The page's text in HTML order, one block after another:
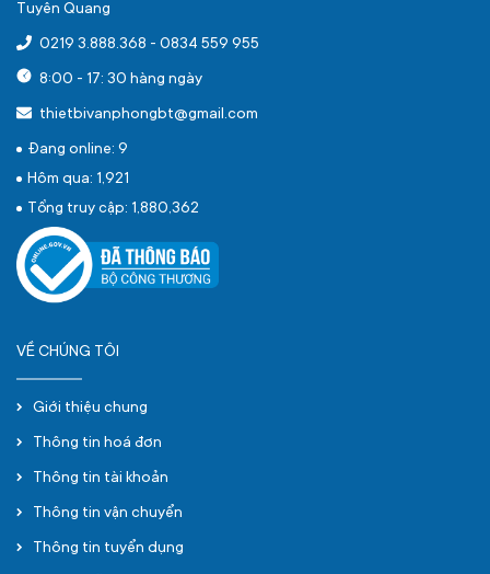
Tuyên Quang
0219 3.888.368 - 0834 559 955
8:00 - 17: 30 hàng ngày
thietbivanphongbt@gmail.com
Đang online: 9
Hôm qua: 1,921
Tổng truy cập: 1,880,362
VỀ CHÚNG TÔI
Giới thiệu chung
Thông tin hoá đơn
Thông tin tài khoản
Thông tin vận chuyển
Thông tin tuyển dụng